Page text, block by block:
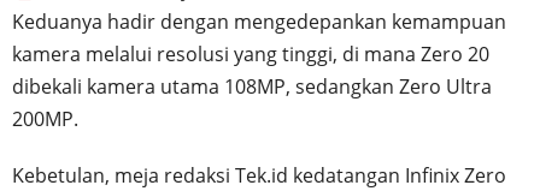
Keduanya hadir dengan mengedepankan kemampuan
kamera melalui resolusi yang tinggi, di mana Zero 20
dibekali kamera utama 108MP, sedangkan Zero Ultra
200MP.
Kebetulan, meja redaksi Tek.id kedatangan Infinix Zero